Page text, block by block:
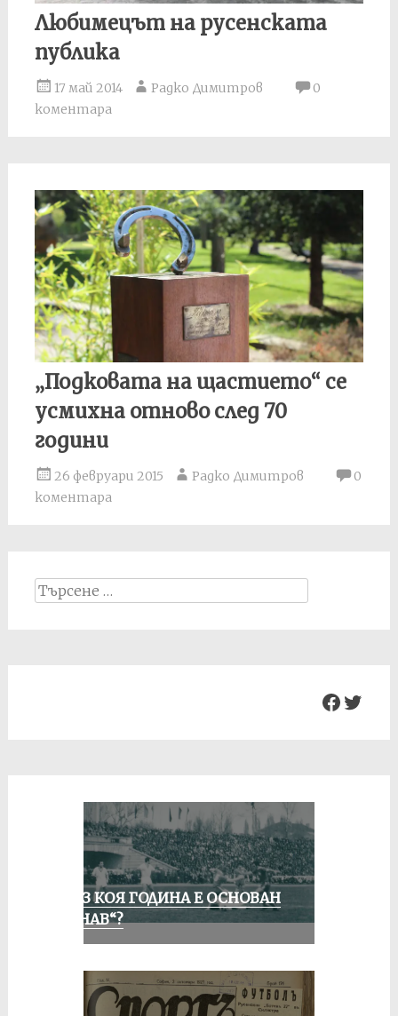
Любимецът на русенската
публика
17 май 2014 Радко Димитров
0
коментара
„Подковата на щастието“ се
усмихна отново след 70
години
26 февруари 2015 Радко Димитров
0
коментара
Search
for:
ПРЕЗ КОЯ ГОДИНА Е ОСНОВАН
„ДУНАВ“?